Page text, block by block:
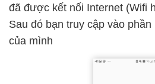
đã được kết nối Internet (Wifi
Sau đó bạn truy cập vào
của mình